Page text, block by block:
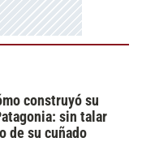
construyó su
sin talar
de su cuñado